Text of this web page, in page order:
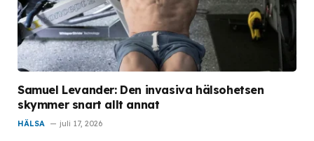
Samuel Levander: Den invasiva hälsohetsen
skymmer snart allt annat
HÄLSA juli 17, 2026